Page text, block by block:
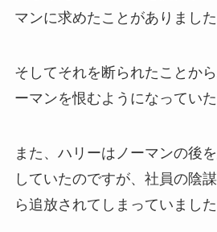
マンに求めたことがありました
そしてそれを断られたことか
ーマンを恨むようになっていた
また、ハリーはノーマンの後
していたのですが、社員の陰
ら追放されてしまっていました